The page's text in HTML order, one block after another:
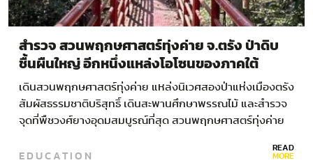
สำรวจ สวนพฤกษศาสตร์ทุ่งค่าย จ.ตรัง ป่าดิบ
ชื้นผืนใหญ่ อีกหนึ่งแหล่งโอโซนของภาคใต้
เดินสวนพฤกษศาสตร์ทุ่งค่าย แหล่งนิเวศสองป่าแห่งเมืองตรัง
สัมผัสธรรมชาติบริสุทธิ์ เดินสะพานศึกษาพรรณไม้ และสำรวจ
จุดที่พืชวงศ์ยางอุดมสมบูรณ์ที่สุด สวนพฤกษศาสตร์ทุ่งค่าย
EDUCATION READ
MORE